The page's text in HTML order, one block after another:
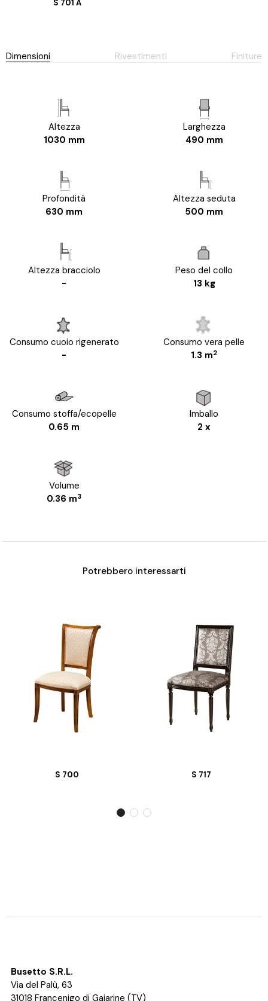
S 701 A
Dimensioni Rivestimenti Finiture
Altezza
1030 mm
Larghezza
490 mm
Profondità
630 mm
Altezza seduta
500 mm
Altezza bracciolo
-
Peso del collo
13 kg
Consumo cuoio rigenerato
-
Consumo vera pelle
1.3 m2
Consumo stoffa/ecopelle
0.65 m
Imballo
2 x
Volume
0.36 m3
Potrebbero interessarti
S 700 S 717
Busetto S.R.L.
Via del Palù, 63
31018 Francenigo di Gaiarine (TV)